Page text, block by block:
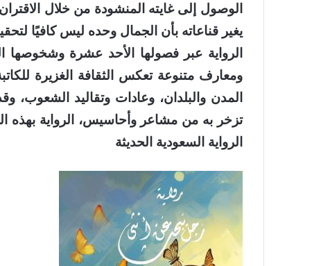
الوصول إلى غايته المنشودة من خلال
يغير قناعاته بأن الجمال وحده ليس كافيًا
الرواية عبر فصولها الأحد عشرة وشخوصها
ومعارف متنوعة تعكس الثقافة الغزيرة
المدن والبلدان، وعادات وتقاليد
تزخر به من مشاعر وأحاسيس، الرواية بهذه
الرواية السعودية الحديثة